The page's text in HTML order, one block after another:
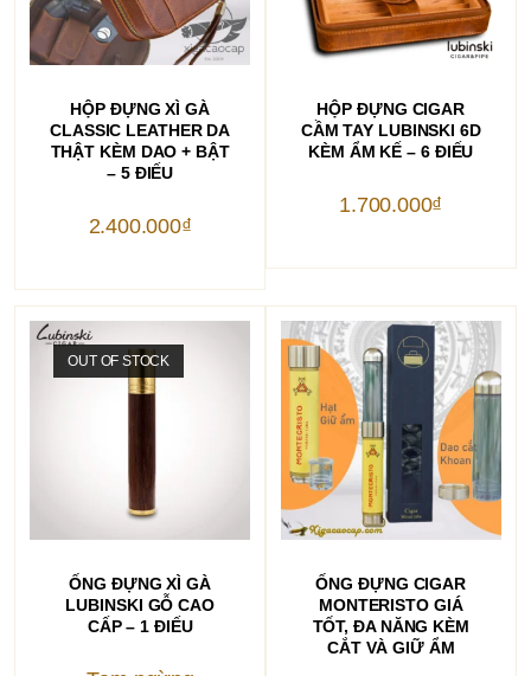
THÊM VÀO GIỎ HÀNG
HỘP ĐỰNG XÌ GÀ
CLASSIC LEATHER DA
THẬT KÈM DAO + BẬT
– 5 ĐIẾU
2.400.000₫
THÊM VÀO GIỎ HÀNG
HỘP ĐỰNG CIGAR
CẦM TAY LUBINSKI 6D
KÈM ẨM KẾ – 6 ĐIẾU
1.700.000₫
OUT OF STOCK
ĐỌC TIẾP
ỐNG ĐỰNG XÌ GÀ
LUBINSKI GỖ CAO
CẤP – 1 ĐIẾU
THÊM VÀO GIỎ HÀNG
ỐNG ĐỰNG CIGAR
MONTERISTO GIÁ
TỐT, ĐA NĂNG KÈM
CẮT VÀ GIỮ ẨM